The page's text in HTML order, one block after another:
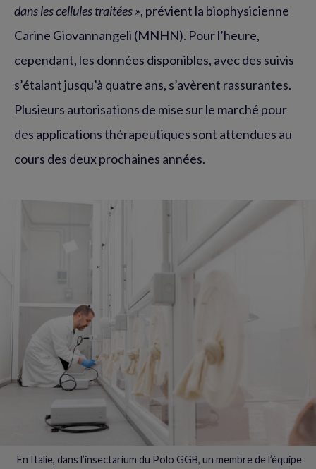
dans les cellules traitées », prévient la biophysicienne
Carine Giovannangeli (MNHN). Pour l’heure,
cependant, les données disponibles, avec des suivis
s’étalant jusqu’à quatre ans, s’avèrent rassurantes.
Plusieurs autorisations de mise sur le marché pour
des applications thérapeutiques sont attendues au
cours des deux prochaines années.
En Italie, dans l’insectarium du Polo GGB, un membre de l’équipe